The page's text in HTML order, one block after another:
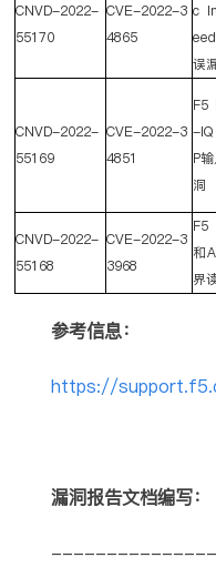
CNVD-2022-
55170
CVE-2022-3
4865
c
误
CNVD-2022-
55169
CVE-2022-3
4851
F5
-IQ
P
洞
CNVD-2022-
55168
CVE-2022-3
3968
F5
和
界
参考信息：
https://
漏洞报告文档编写：